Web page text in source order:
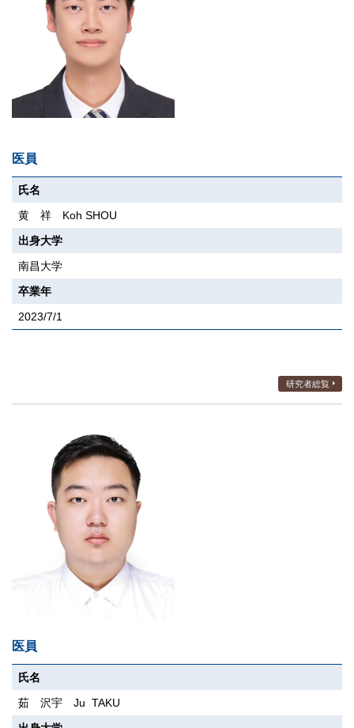
医員
氏名
黄 祥 Koh SHOU
出身大学
南昌大学
卒業年
2023/7/1
研究者総覧
医員
氏名
茹 沢宇 Ju TAKU